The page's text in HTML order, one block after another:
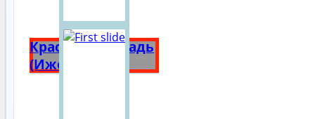
Красная площадь
(Ижевск)